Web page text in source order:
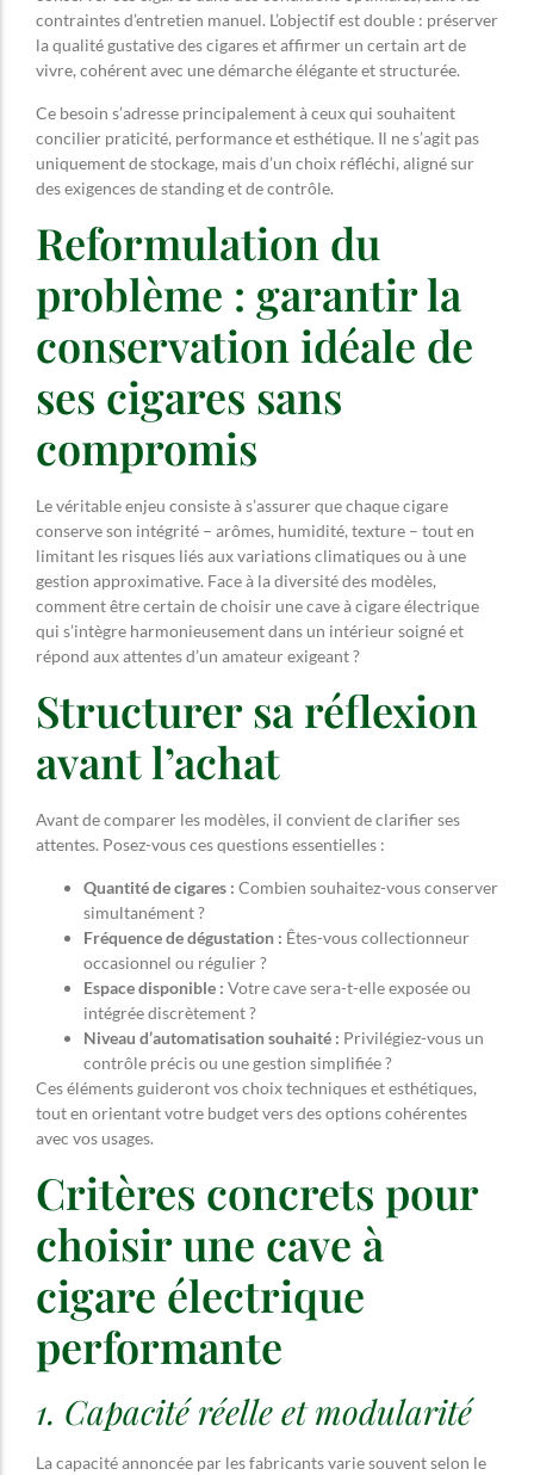
contraintes d’entretien manuel. L’objectif est double : préserver
la qualité gustative des cigares et affirmer un certain art de
vivre, cohérent avec une démarche élégante et structurée.
Ce besoin s’adresse principalement à ceux qui souhaitent
concilier praticité, performance et esthétique. Il ne s’agit pas
uniquement de stockage, mais d’un choix réfléchi, aligné sur
des exigences de standing et de contrôle.
Reformulation du
problème : garantir la
conservation idéale de
ses cigares sans
compromis
Le véritable enjeu consiste à s’assurer que chaque cigare
conserve son intégrité – arômes, humidité, texture – tout en
limitant les risques liés aux variations climatiques ou à une
gestion approximative. Face à la diversité des modèles,
comment être certain de choisir une cave à cigare électrique
qui s’intègre harmonieusement dans un intérieur soigné et
répond aux attentes d’un amateur exigeant ?
Structurer sa réflexion
avant l’achat
Avant de comparer les modèles, il convient de clarifier ses
attentes. Posez-vous ces questions essentielles :
Quantité de cigares : Combien souhaitez-vous conserver
simultanément ?
Fréquence de dégustation : Êtes-vous collectionneur
occasionnel ou régulier ?
Espace disponible : Votre cave sera-t-elle exposée ou
intégrée discrètement ?
Niveau d’automatisation souhaité : Privilégiez-vous un
contrôle précis ou une gestion simplifiée ?
Ces éléments guideront vos choix techniques et esthétiques,
tout en orientant votre budget vers des options cohérentes
avec vos usages.
Critères concrets pour
choisir une cave à
cigare électrique
performante
1. Capacité réelle et modularité
La capacité annoncée par les fabricants varie souvent selon le